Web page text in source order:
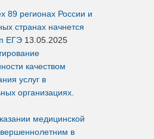
89 регионах России и
странах начнется
ЕГЭ 13.05.2025
качеством
услуг в
организациях.
медицинской
в